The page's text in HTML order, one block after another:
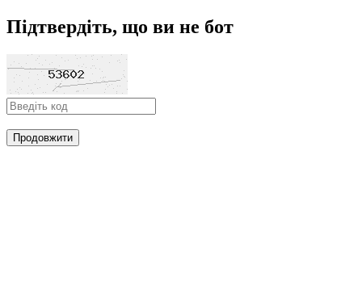
Підтвердіть, що ви не бот
Продовжити